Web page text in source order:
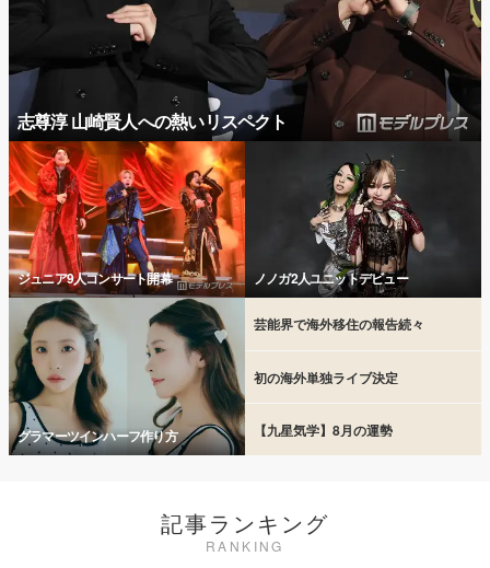
志尊淳 山崎賢人への熱いリスペクト
ジュニア9人コンサート開幕 ノノガ2人ユニットデビュー
グラマーツインハーフ作り方
芸能界で海外移住の報告続々
初の海外単独ライブ決定
【九星気学】8月の運勢
記事ランキング
RANKING